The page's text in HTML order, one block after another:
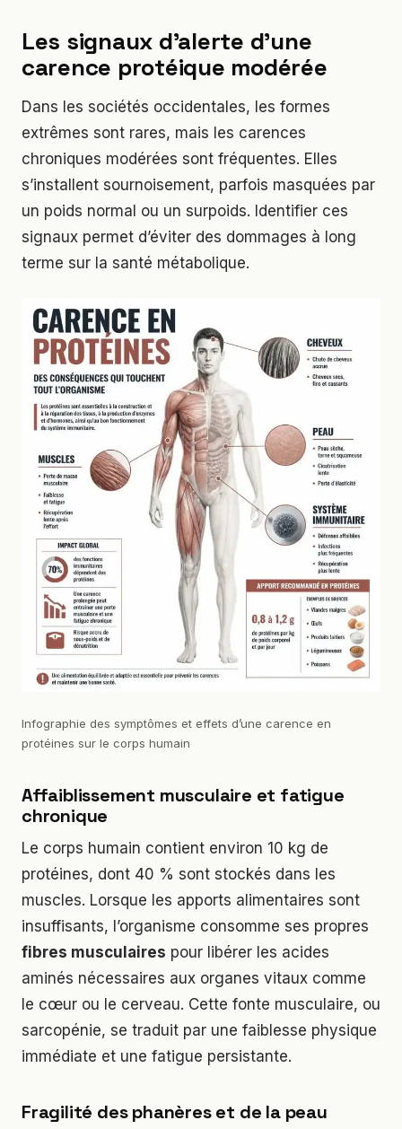
Les signaux d’alerte d’une
carence protéique modérée
Dans les sociétés occidentales, les formes
extrêmes sont rares, mais les carences
chroniques modérées sont fréquentes. Elles
s’installent sournoisement, parfois masquées par
un poids normal ou un surpoids. Identifier ces
signaux permet d’éviter des dommages à long
terme sur la santé métabolique.
Infographie des symptômes et effets d’une carence en
protéines sur le corps humain
Affaiblissement musculaire et fatigue
chronique
Le corps humain contient environ 10 kg de
protéines, dont 40 % sont stockés dans les
muscles. Lorsque les apports alimentaires sont
insuffisants, l’organisme consomme ses propres
fibres musculaires pour libérer les acides
aminés nécessaires aux organes vitaux comme
le cœur ou le cerveau. Cette fonte musculaire, ou
sarcopénie, se traduit par une faiblesse physique
immédiate et une fatigue persistante.
Fragilité des phanères et de la peau